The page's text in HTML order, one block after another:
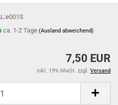
ca. 1-2 Tage(Ausland abweichend)
7,50 EUR
inkl. 19% MwSt. zzgl. Versand